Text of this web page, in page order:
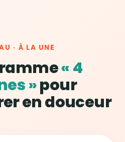
· À LA UNE
« 4
»pour
en douceur